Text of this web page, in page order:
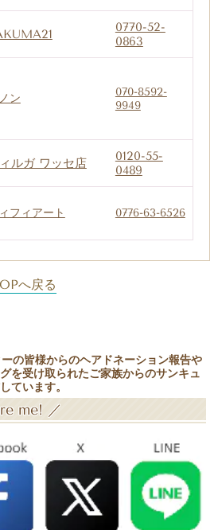
0770-52-
0863
ン
070-8592-
9949
ルガ ワッセ店
0120-55-
0489
フィアート 0776-63-6526
へ戻る
の皆様からのヘアドネーション報告や
を受け取られたご家族からのサンキュ
ています。
me! ／